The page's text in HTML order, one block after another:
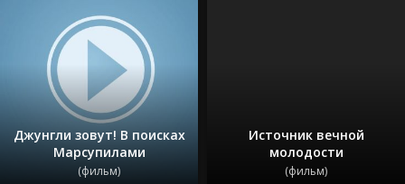
Джунгли зовут! В поисках
Марсупилами
(фильм)
Источник вечной
молодости
(фильм)